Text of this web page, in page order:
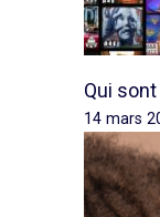
Qui
14 mars